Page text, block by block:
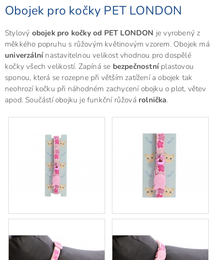
Obojek pro kočky PET LONDON
Stylový obojek pro kočky od PET LONDON je vyrobený z
měkkého popruhu s růžovým květinovým vzorem. Obojek má
univerzálnínastavitelnou velikost vhodnou pro dospělé
kočky všech velikostí. Zapíná se bezpečnostníplastovou
sponou, která se rozepne při větším zatížení a obojek tak
neohrozí kočku při náhodném zachycení obojku o plot, větev
apod. Součástí obojku je funkční růžová rolnička.